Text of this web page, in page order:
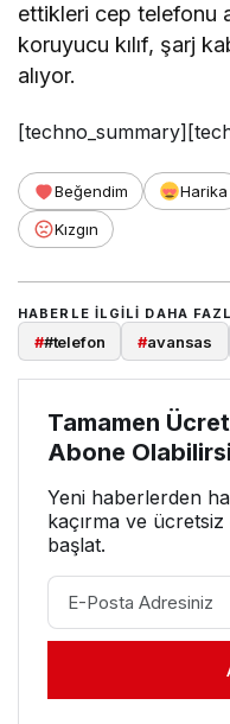
ettikleri cep telefonu
koruyucu kılıf, şarj
alıyor.
Beğendim Harika
Kızgın
HABERLE ILGILI DAHA
##telefon #avansas
Tamamen
Abone
Yeni haberlerden
kaçırma ve
başlat.